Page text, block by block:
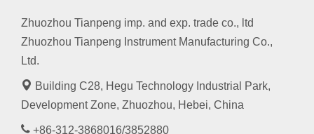
Zhuozhou Tianpeng imp. and exp. trade co., ltd
Zhuozhou Tianpeng Instrument Manufacturing Co.,
Ltd.
Building C28, Hegu Technology Industrial Park,
Development Zone, Zhuozhou, Hebei, China
+86-312-3868016/3852880